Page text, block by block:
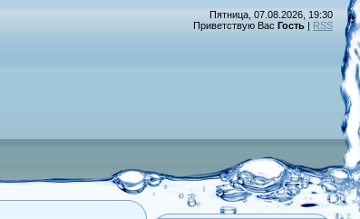
Пятница, 07.08.2026, 19:30
Приветствую Вас Гость | RSS